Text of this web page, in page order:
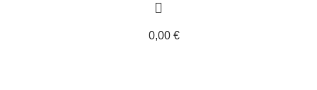
0,00 €